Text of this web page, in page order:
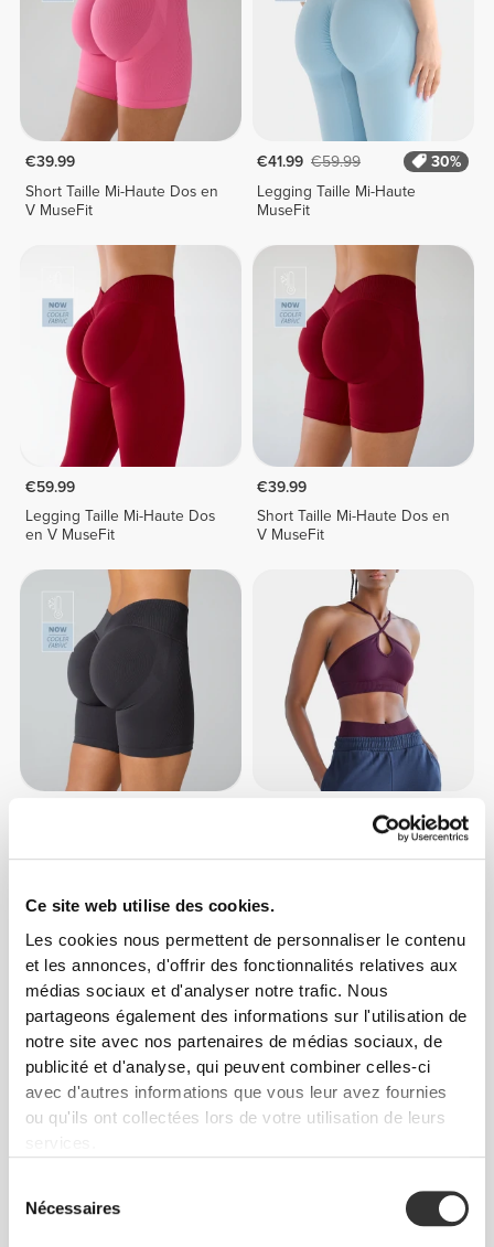
Ce site web utilise des cookies.
Les cookies nous permettent de personnaliser le contenu
et les annonces, d'offrir des fonctionnalités relatives aux
médias sociaux et d'analyser notre trafic. Nous
partageons également des informations sur l'utilisation de
notre site avec nos partenaires de médias sociaux, de
publicité et d'analyse, qui peuvent combiner celles-ci
avec d'autres informations que vous leur avez fournies
ou qu'ils ont collectées lors de votre utilisation de leurs
Nécessaires
€39.99
Short Taille Mi-Haute Dos en
V MuseFit
€41.99 €59.99
30%
Legging Taille Mi-Haute
MuseFit
€59.99
Legging Taille Mi-Haute Dos
en V MuseFit
€39.99
Short Taille Mi-Haute Dos en
V MuseFit
V MuseFit
Athleisure Cross-Front